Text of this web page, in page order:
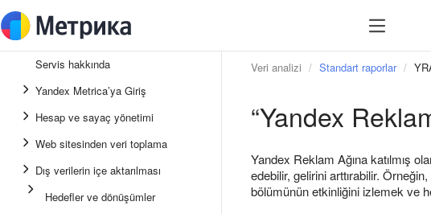
Servis hakkında
Yandex Metrica’ya Giriş
Hesap ve sayaç yönetimi
Web sitesinden veri toplama
Dış verilerin içe aktarılması
Hedefler ve dönüşümler
Veri analizi Standart raporlar
“Yandex
Yandex Reklam Ağına katılmış
edebilir, gelirini arttırabilir.
bölümünün etkinliğini izlemek ve